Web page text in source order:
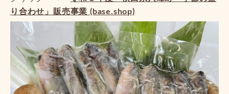
り合わせ」販売事業 (base.shop)